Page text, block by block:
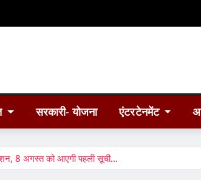
सरकारी- योजना एंटरटेनमेंट
8 अगस्त को आएगी पहली सूची…